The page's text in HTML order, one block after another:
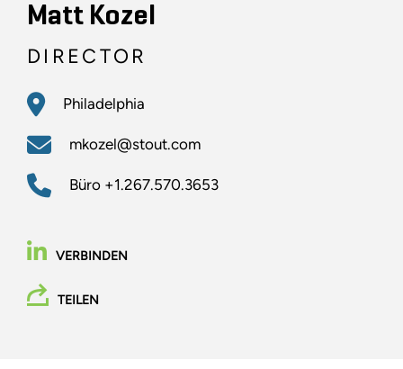
Matt Kozel
DIRECTOR
Philadelphia
mkozel@stout.com
Büro +1.267.570.3653
VERBINDEN
TEILEN